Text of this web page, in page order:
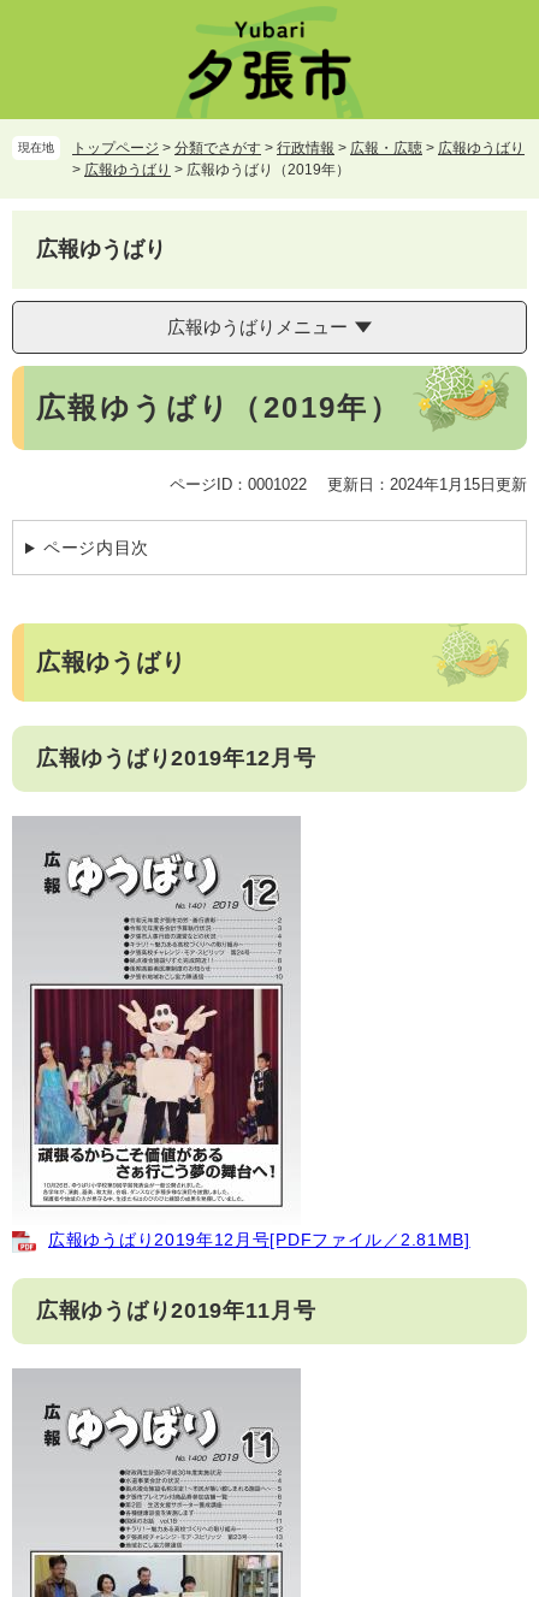
頭
で
飛
ば
て
へ
現在地 トップページ > 分類でさがす > 行政情報 > 広報・広聴 > 広報ゆうばり
> 広報ゆうばり > 広報ゆうばり（2019年）
広報ゆうばり
広報ゆうばりメニュー
本
広報ゆうばり（2019年）
ページID：0001022 更新日：2024年1月15日更新
ページ内目次
広報ゆうばり
広報ゆうばり2019年12月号
広報ゆうばり2019年12月号[PDFファイル／2.81MB]
広報ゆうばり2019年11月号